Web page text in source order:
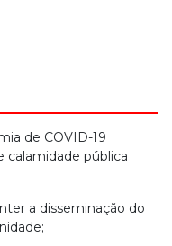
de COVID-19
calamidade pública
a disseminação do